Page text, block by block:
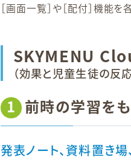
［画面一覧］や［配付］機能
SKYMENU
（効果と児童生徒の反応
1 前時の学習をも
発表ノート、資料置き